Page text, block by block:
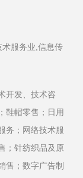
服务业,信息传
开发、技术咨
鞋帽零售；日用
务；网络技术服
；针纺织品及原
售；数字广告制